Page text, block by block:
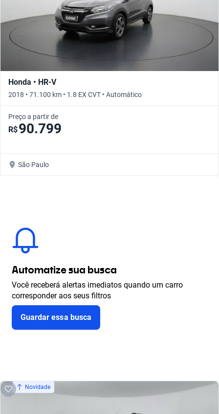
Honda • HR-V
2018 • 71.100 km • 1.8 EX CVT • Automático
Preço a partir de
R$90.799
São Paulo
Automatize sua busca
Você receberá alertas imediatos quando um carro
corresponder aos seus filtros
Guardar essa busca
Novidade